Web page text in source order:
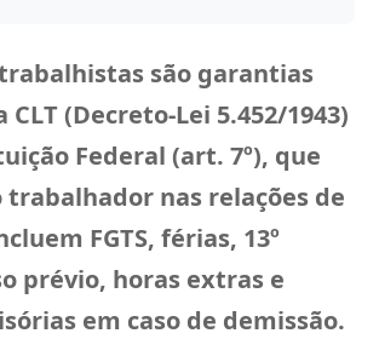
são garantias
(Decreto-Lei 5.452/1943)
Federal (art. 7º), que
nas relações de
FGTS, férias, 13º
prévio, horas extras e
em caso de demissão.